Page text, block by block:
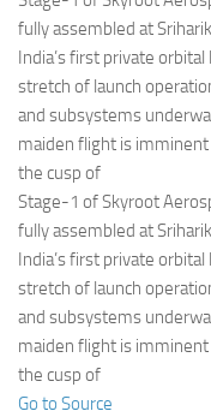
fully assembled at
India’s first private
stretch of launch
and subsystems
maiden flight is imminent
the cusp of
Stage-1 of Skyroot
fully assembled at
India’s first private
stretch of launch
and subsystems
maiden flight is imminent
the cusp of
Go to Source